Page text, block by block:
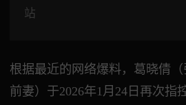
站
根据最近的网络爆料，葛晓倩
前妻）于2026年1月24日再次指